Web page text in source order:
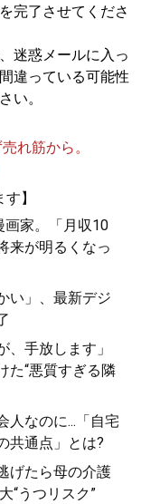
完了させてくださ
迷惑メールに入っ
違っている可能性
い。
れ筋から。
】
家。「月収10
来が明るくなっ
い」、最新デジ
手放します」
た“悪質すぎる隣
なのに...「自宅
共通点」とは?
げたら母の介護
“うつリスク”